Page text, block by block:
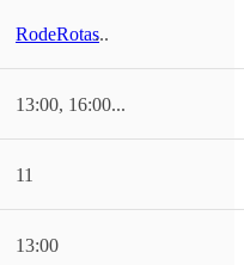
RodeRotas...
13:00, 16:00...
11
13:00